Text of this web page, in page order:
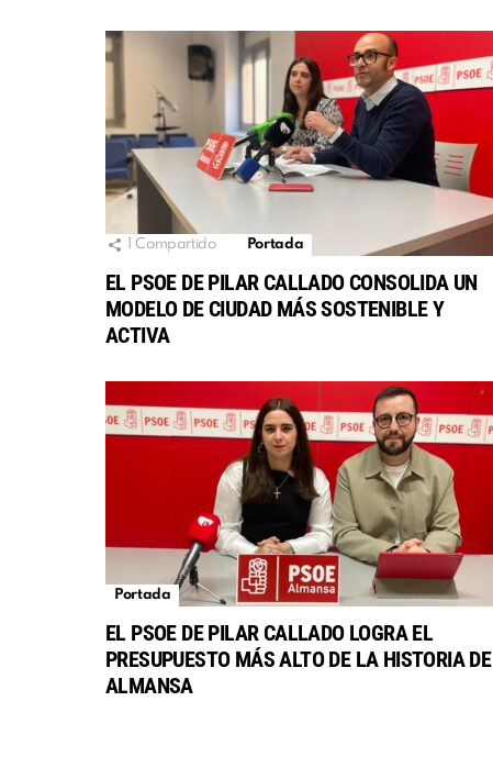
Compartido Portada
EL PSOE DE PILAR CALLADO CONSOLIDA UN
MODELO DE CIUDAD MÁS SOSTENIBLE Y
ACTIVA
Portada
EL PSOE DE PILAR CALLADO LOGRA EL
PRESUPUESTO MÁS ALTO DE LA HISTORIA DE
ALMANSA